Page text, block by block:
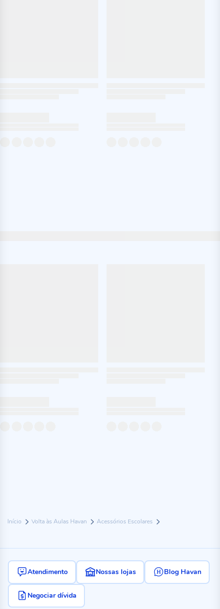
Início Volta às Aulas Havan Acessórios Escolares
Atendimento Nossas lojas Blog Havan
Negociar dívida